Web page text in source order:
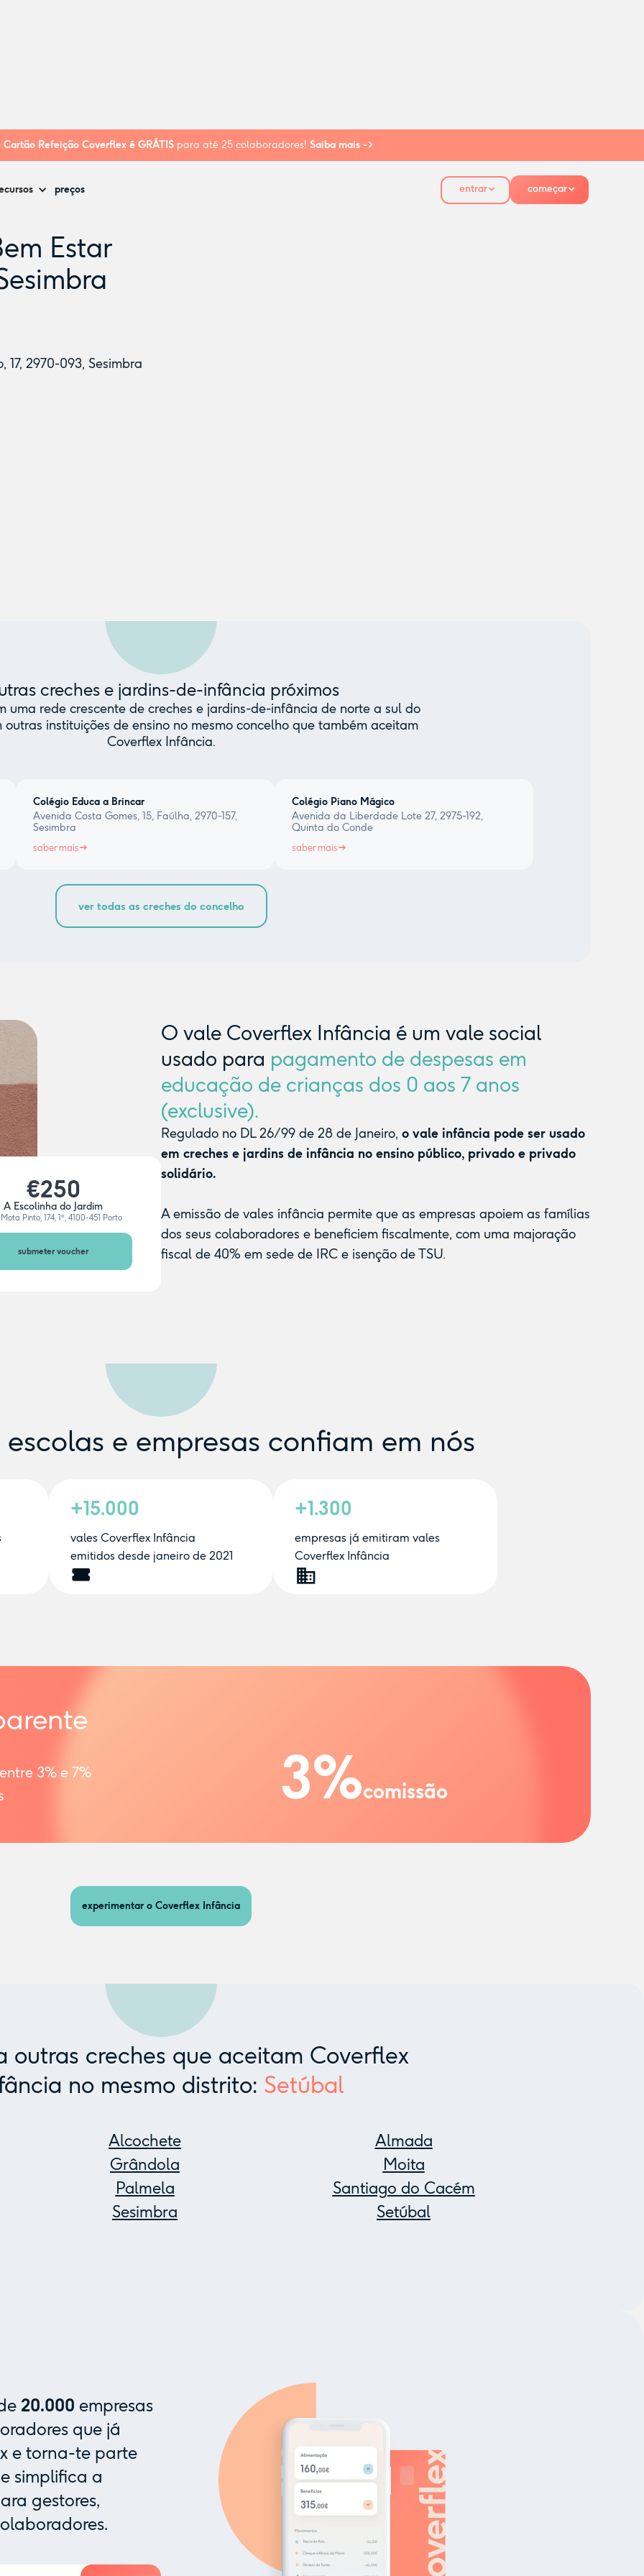
Cartão Refeição Coverflex é GRÁTIS para até 25 colaboradores! Saiba mais ->
preços entrar começar
Estar
2970-093, Sesimbra
creches e jardins-de-infância próximos
uma rede crescente de creches e jardins-de-infância de norte a sul do
outras instituições de ensino no mesmo concelho que também aceitam
Coverflex Infância.
Colégio Educa a Brincar
Avenida Costa Gomes, 15, Faúlha, 2970-157,
Sesimbra
saber mais
Colégio Piano Mágico
Avenida da Liberdade Lote 27, 2975-192,
Quinta do Conde
saber mais
ver todas as creches do concelho
€250
A Escolinha do Jardim
Pinto, 174, 1º, 4100-451 Porto
submeter voucher
O vale Coverflex Infância é um vale social
usado para pagamento de despesas em
educação de crianças dos 0 aos 7 anos
(exclusive).
Regulado no DL 26/99 de 28 de Janeiro, o vale infância pode ser usado
em creches e jardins de infância no ensino público, privado e privado
solidário.
A emissão de vales infância permite que as empresas apoiem as famílias
dos seus colaboradores e beneficiem fiscalmente, com uma majoração
fiscal de 40% em sede de IRC e isenção de TSU.
e empresas confiam em nós
+15.000
vales Coverflex Infância
emitidos desde janeiro de 2021
+1.300
empresas já emitiram vales
Coverflex Infância
3% e 7%
3%comissão
experimentar o Coverflex Infância
outras creches que aceitam Coverflex
no mesmo distrito: Setúbal
Alcochete
Almada
Grândola
Moita
Palmela
Santiago do Cacém
Sesimbra
Setúbal
20.000 empresas
que já
e torna-te parte
simplifica a
gestores,